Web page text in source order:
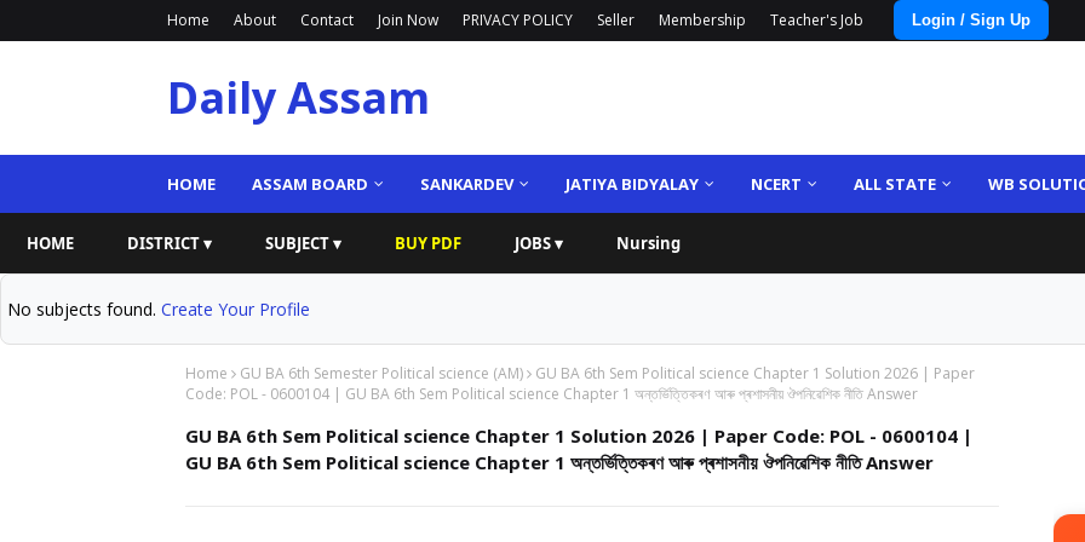
Home About Contact Join Now PRIVACY POLICY Seller Membership Teacher's Job Login / Sign Up
Daily Assam
HOME ASSAM BOARD SANKARDEV JATIYA BIDYALAY NCERT ALL STATE WB
HOME DISTRICT ▾ SUBJECT ▾ BUY PDF JOBS ▾ Nursing
No subjects found. Create Your Profile
Home GU BA 6th Semester Political science (AM)
GU BA 6th Sem Political science Chapter 1 Solution 2026 | Paper
Code: POL - 0600104 | GU BA 6th Sem Political science Chapter 1 অন্তৰ্ভিত্তিকৰণ আৰু প্ৰশাসনীয় ঔপনিৱেশিক নীতি Answer
GU BA 6th Sem Political science Chapter 1 Solution 2026 | Paper Code: POL - 0600104 |
GU BA 6th Sem Political science Chapter 1 অন্তৰ্ভিত্তিকৰণ আৰু প্ৰশাসনীয় ঔপনিৱেশিক নীতি Answer